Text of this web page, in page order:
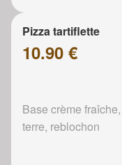
Pizza tartiflette
10.90 €
Base crème
terre, reblochon